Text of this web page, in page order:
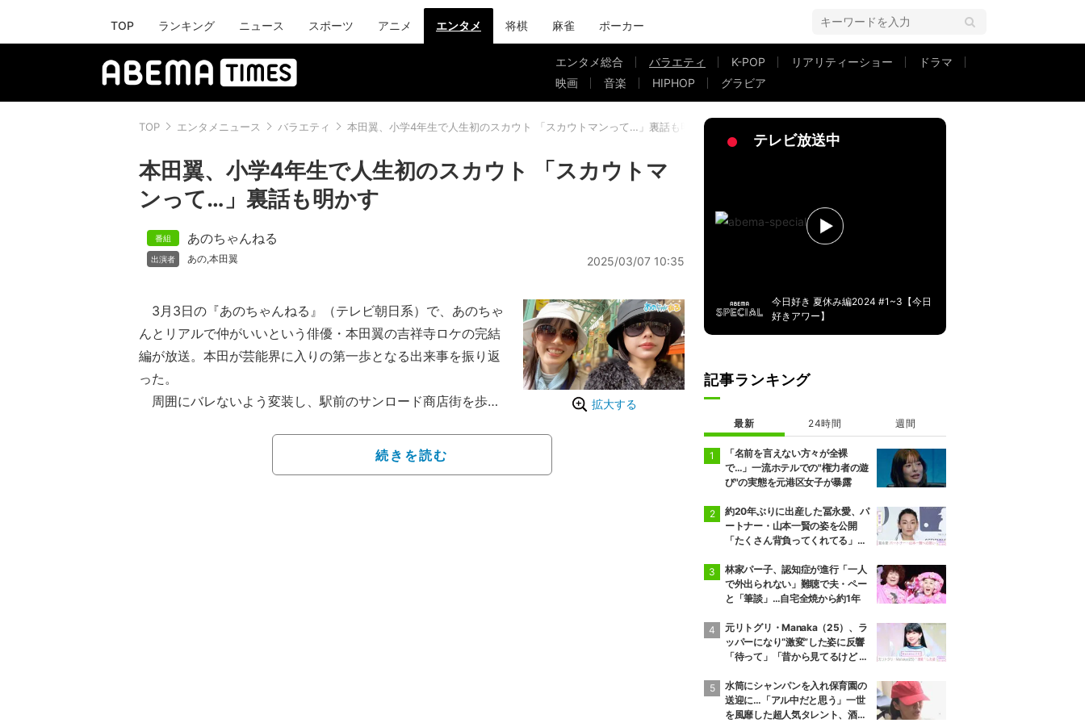
TOP ランキング ニュース スポーツ アニメ エンタメ 将棋 麻雀 ポーカー
エンタメ総合 バラエティ K-POP リアリティーショー
ドラマ
映画
音楽 HIPHOP グラビア
TOP エンタメニュース バラエティ 本田翼、小学4年生で人生初のスカウト 「スカウトマンって…」裏話も明かす
本田翼、小学4年生で人生初のスカウト 「スカウトマ
ンって…」裏話も明かす
あのちゃんねる
あの,本田翼 2025/03/07 10:35
拡大する
3月3日の『あのちゃんねる』（テレビ朝日系）で、あのちゃ
んとリアルで仲がいいという俳優・本田翼の吉祥寺ロケの完結
編が放送。本田が芸能界に入りの第一歩となる出来事を振り返
った。
周囲にバレないよう変装し、駅前のサンロード商店街を歩く
かも」「駆け出しYouTuberっぽくない？」と、意外とバレない
続きを読む
テレビ放送中
今日好き 夏休み編2024 #1~3【今日
好きアワー】
記事ランキング
最新 24時間 週間
「名前を言えない方々が全裸
で…」一流ホテルでの"権力者の遊
び"の実態を元港区女子が暴露
約20年ぶりに出産した冨永愛、パ
ートナー・山本一賢の姿を公開
「たくさん背負ってくれてる」感
林家パー子、認知症が進行「一人
で外出られない」難聴で夫・ペー
と「筆談」…自宅全焼から約1年
元リトグリ・Manaka（25）、ラ
ッパーになり“激変”した姿に反響
「待って」「昔から見てるけど 最
水筒にシャンパンを入れ保育園の
送迎に…「アル中だと思う」一世
を風靡した超人気タレント、酒漬